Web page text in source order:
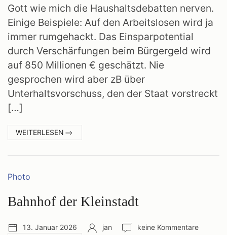
Gott wie mich die Haushaltsdebatten nerven.
Einige Beispiele: Auf den Arbeitslosen wird ja
immer rumgehackt. Das Einsparpotential
durch Verschärfungen beim Bürgergeld wird
auf 850 Millionen € geschätzt. Nie
gesprochen wird aber zB über
Unterhaltsvorschuss, den der Staat vorstreckt
[…]
WEITERLESEN
Kategorien:
Photo
Bahnhof der Kleinstadt
Veröffentlichungsdatum:
13. Januar 2026 Autor:
jan
Anzahl
keine Kommentare